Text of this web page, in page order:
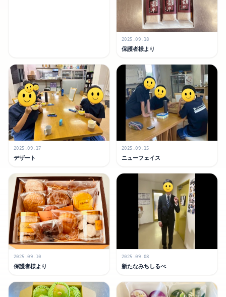
2025.09.18
保護者様より
2025.09.17
デザート
2025.09.15
ニューフェイス
2025.09.10
保護者様より
2025.09.08
新たなみちしるべ